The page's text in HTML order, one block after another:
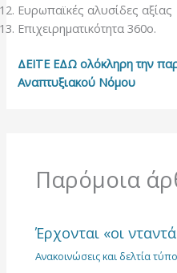
Eυρωπαϊκές αλυσίδες αξίας
Eπιχειρηματικότητα 360ο.
ΔΕΙΤΕ ΕΔΩ ολόκληρη την
Αναπτυξιακού Νόμου
Παρόμοια
Έρχονται «οι
Ανακοινώσεις και δελτία